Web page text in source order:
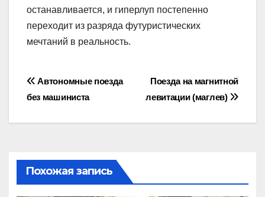
останавливается, и гиперлуп постепенно
переходит из разряда футуристических
мечтаний в реальность.
Навигация
Поезда на магнитной
левитации (маглев)
Автономные поезда
без машиниста
Похожая запись